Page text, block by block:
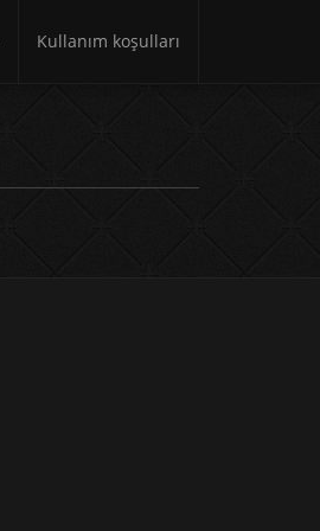
Kullanım koşulları